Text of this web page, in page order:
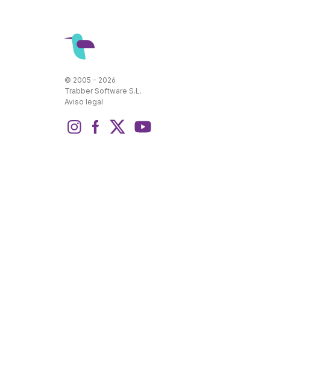
© 2005 - 2026
Trabber Software S.L.
Aviso legal